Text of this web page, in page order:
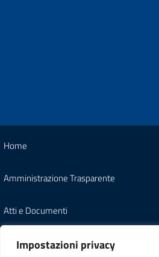
Impostazioni privacy
Home
Amministrazione Trasparente
Atti e Documenti
Note Legali